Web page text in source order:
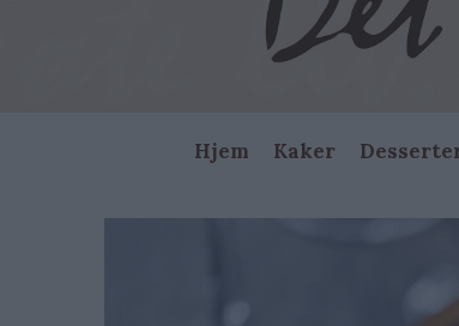
Main
navigation
Hjem Kaker